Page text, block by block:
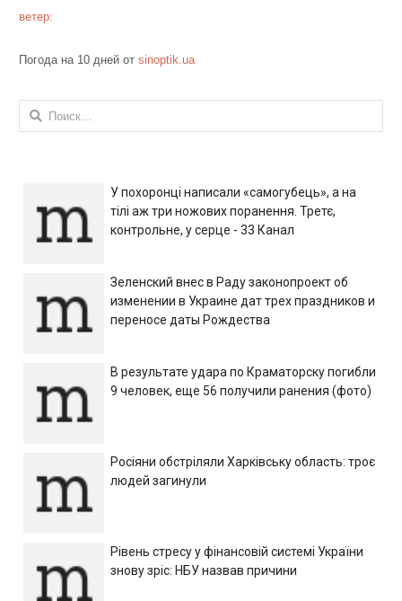
ветер:
Погода на 10 дней от sinoptik.ua
Найти:
У похоронці написали «самогубець», а на
тілі аж три ножових поранення. Третє,
контрольне, у серце - 33 Канал
Зеленский внес в Раду законопроект об
изменении в Украине дат трех праздников и
переносе даты Рождества
В результате удара по Краматорску погибли
9 человек, еще 56 получили ранения (фото)
Росіяни обстріляли Харківську область: троє
людей загинули
Рівень стресу у фінансовій системі України
знову зріс: НБУ назвав причини